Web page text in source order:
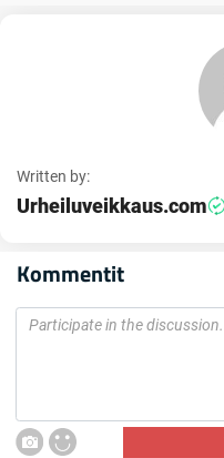
Written by:
Urheiluveikkaus.com
Kommentit